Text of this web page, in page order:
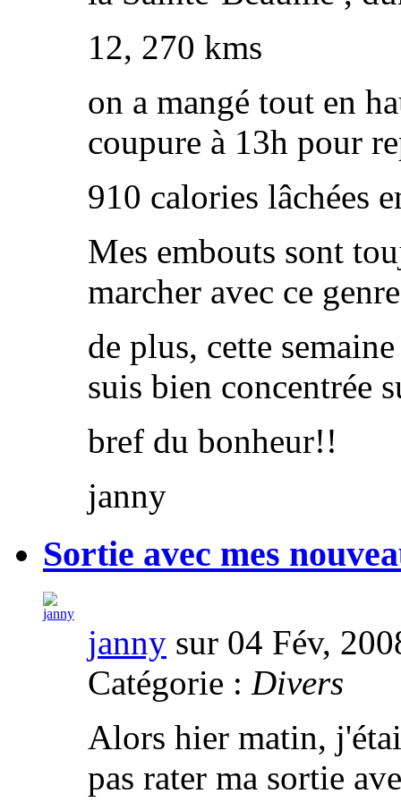
12, 270 kms
on a mangé tout en
coupure à 13h pour
910 calories lâchées
Mes embouts sont
marcher avec ce
de plus, cette
suis bien concentrée
bref du bonheur!!
janny
Sortie avec mes
janny sur 04 Fév,
Catégorie : Divers
Alors hier matin,
pas rater ma sortie